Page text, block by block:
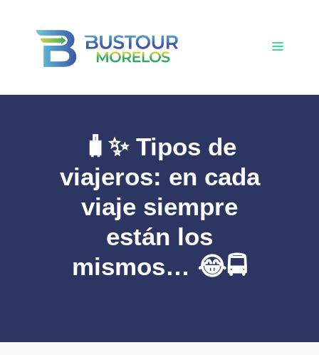
contenido
Menú
🧳✨ Tipos de
viajeros: en cada
viaje siempre
están los
mismos… 😂🚍